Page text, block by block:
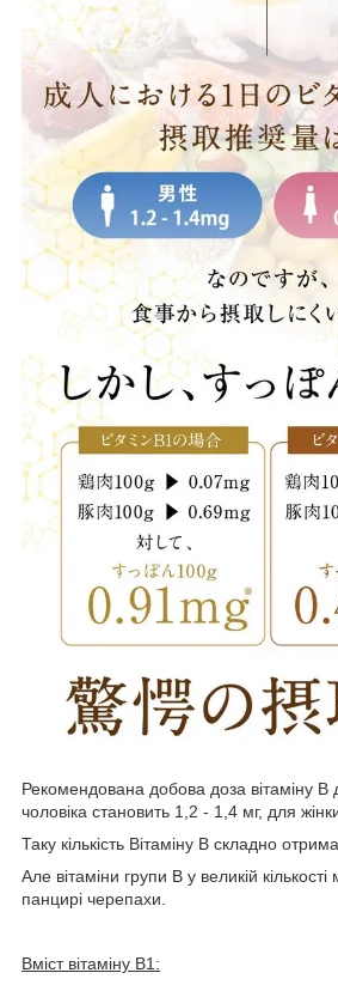
Рекомендована добова доза вітаміну B
чоловіка становить 1,2 - 1,4 мг, для
Таку кількість Вітаміну В складно
Але вітаміни групи В у великій
панцирі черепахи.
Вміст вітаміну В1: